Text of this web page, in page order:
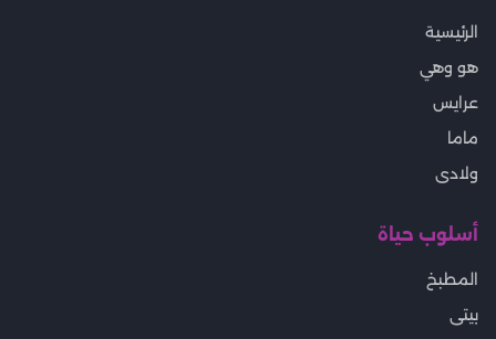
الرئيسية
هو وهي
عرايس
ماما
ولادى
أسلوب حياة
المطبخ
بيتى